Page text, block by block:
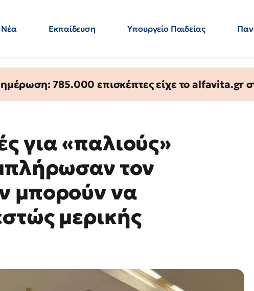
Νέα Εκπαίδευση Υπουργείο Παιδείας
785.000 επισκέπτες είχε το alfavita.gr
για «παλιούς»
τον
μπορούν να
μερικής